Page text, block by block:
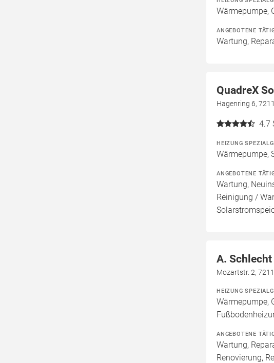
Wärmepumpe,
ANGEBOTENE
Wartung,
QuadreX
Hagenring 6,
4.7
HEIZUNG
Wärmepumpe,
ANGEBOTENE
Wartung,
Reinigung /
A. Schlecht
Mozartstr. 2,
HEIZUNG
Wärmepumpe,
ANGEBOTENE
Wartung,
Renovierung,